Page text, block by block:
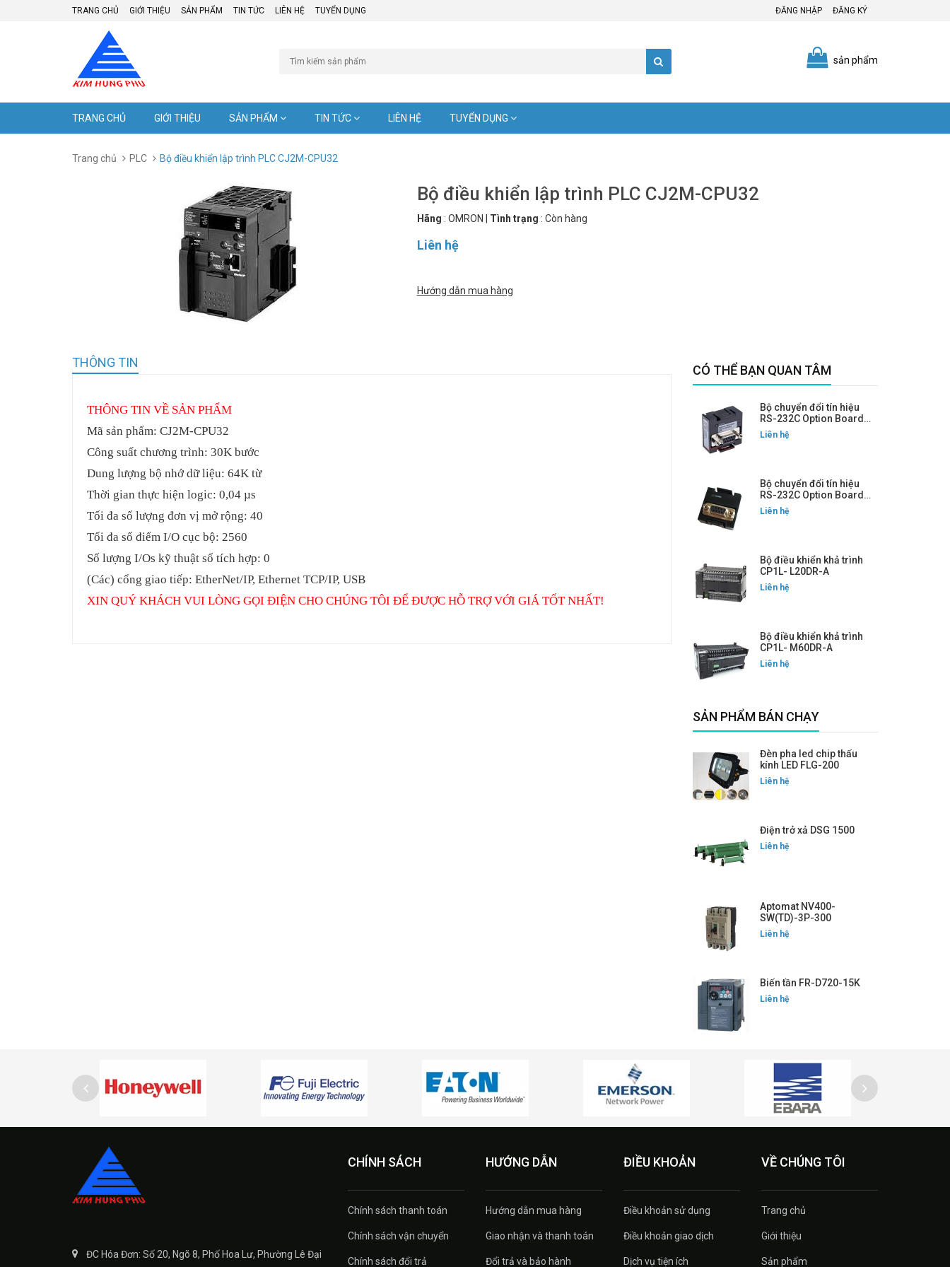
TRANG CHỦ GIỚI THIỆU SẢN PHẨM TIN TỨC LIÊN HỆ TUYỂN DỤNG ĐĂNG NHẬP ĐĂNG KÝ
sản phẩm
TRANG CHỦ GIỚI THIỆU SẢN PHẨM TIN TỨC LIÊN HỆ TUYỂN DỤNG
Trang chủ PLC Bộ điều khiển lập trình PLC CJ2M-CPU32
Bộ điều khiển lập trình PLC CJ2M-CPU32
Hãng : OMRON Tình trạng : Còn hàng
Liên hệ
Hướng dẫn mua hàng
THÔNG TIN
THÔNG TIN VỀ SẢN PHẨM
Mã sản phẩm: CJ2M-CPU32
Công suất chương trình: 30K bước
Dung lượng bộ nhớ dữ liệu: 64K từ
Thời gian thực hiện logic: 0,04 µs
Tối đa số lượng đơn vị mở rộng: 40
Tối đa số điểm I/O cục bộ: 2560
Số lượng I/Os kỹ thuật số tích hợp: 0
(Các) cổng giao tiếp: EtherNet/IP, Ethernet TCP/IP, USB
XIN QUÝ KHÁCH VUI LÒNG GỌI ĐIỆN CHO CHÚNG TÔI ĐỂ ĐƯỢC HỖ TRỢ VỚI GIÁ TỐT NHẤT!
CÓ THỂ BẠN QUAN TÂM
Bộ chuyển đổi tín hiệu
RS-232C Option Board
CP1W-CIF01
Liên hệ
Bộ chuyển đổi tín hiệu
RS-232C Option Board
CP1W-CIF01
Liên hệ
Bộ điều khiển khả trình
CP1L- L20DR-A
Liên hệ
Bộ điều khiển khả trình
CP1L- M60DR-A
Liên hệ
SẢN PHẨM BÁN CHẠY
Đèn pha led chip thấu
kính LED FLG-200
Liên hệ
Điện trở xả DSG 1500
Liên hệ
Aptomat NV400-
SW(TD)-3P-300
Liên hệ
Biến tần FR-D720-15K
Liên hệ
ĐC Hóa Đơn: Số 20, Ngõ 8, Phố Hoa Lư, Phường Lê Đại
CHÍNH SÁCH
Chính sách thanh toán
Chính sách vận chuyển
Chính sách đổi trả
HƯỚNG DẪN
Hướng dẫn mua hàng
Giao nhận và thanh toán
Đổi trả và bảo hành
ĐIỀU KHOẢN
Điều khoản sử dụng
Điều khoản giao dịch
Dịch vụ tiện ích
VỀ CHÚNG TÔI
Trang chủ
Giới thiệu
Sản phẩm